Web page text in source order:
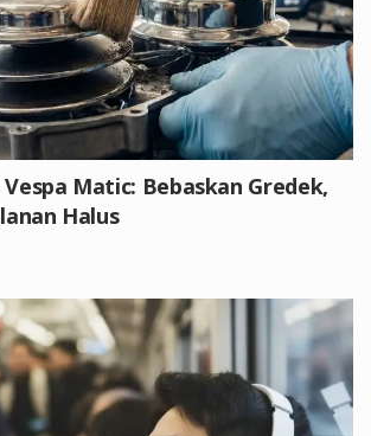
Matic: Bebaskan Gredek,
Halus